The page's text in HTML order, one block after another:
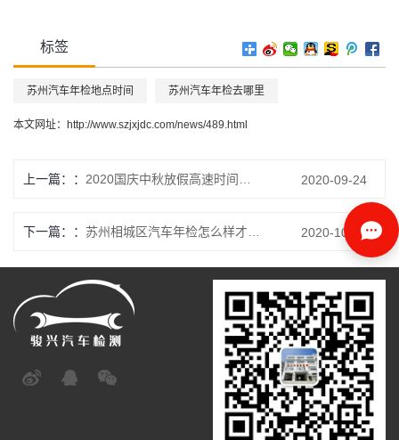
标签
苏州汽车年检地点时间 苏州汽车年检去哪里
本文网址： http://www.szjxjdc.com/news/489.html
上一篇： 2020-09-24
下一篇： 2020-10-16